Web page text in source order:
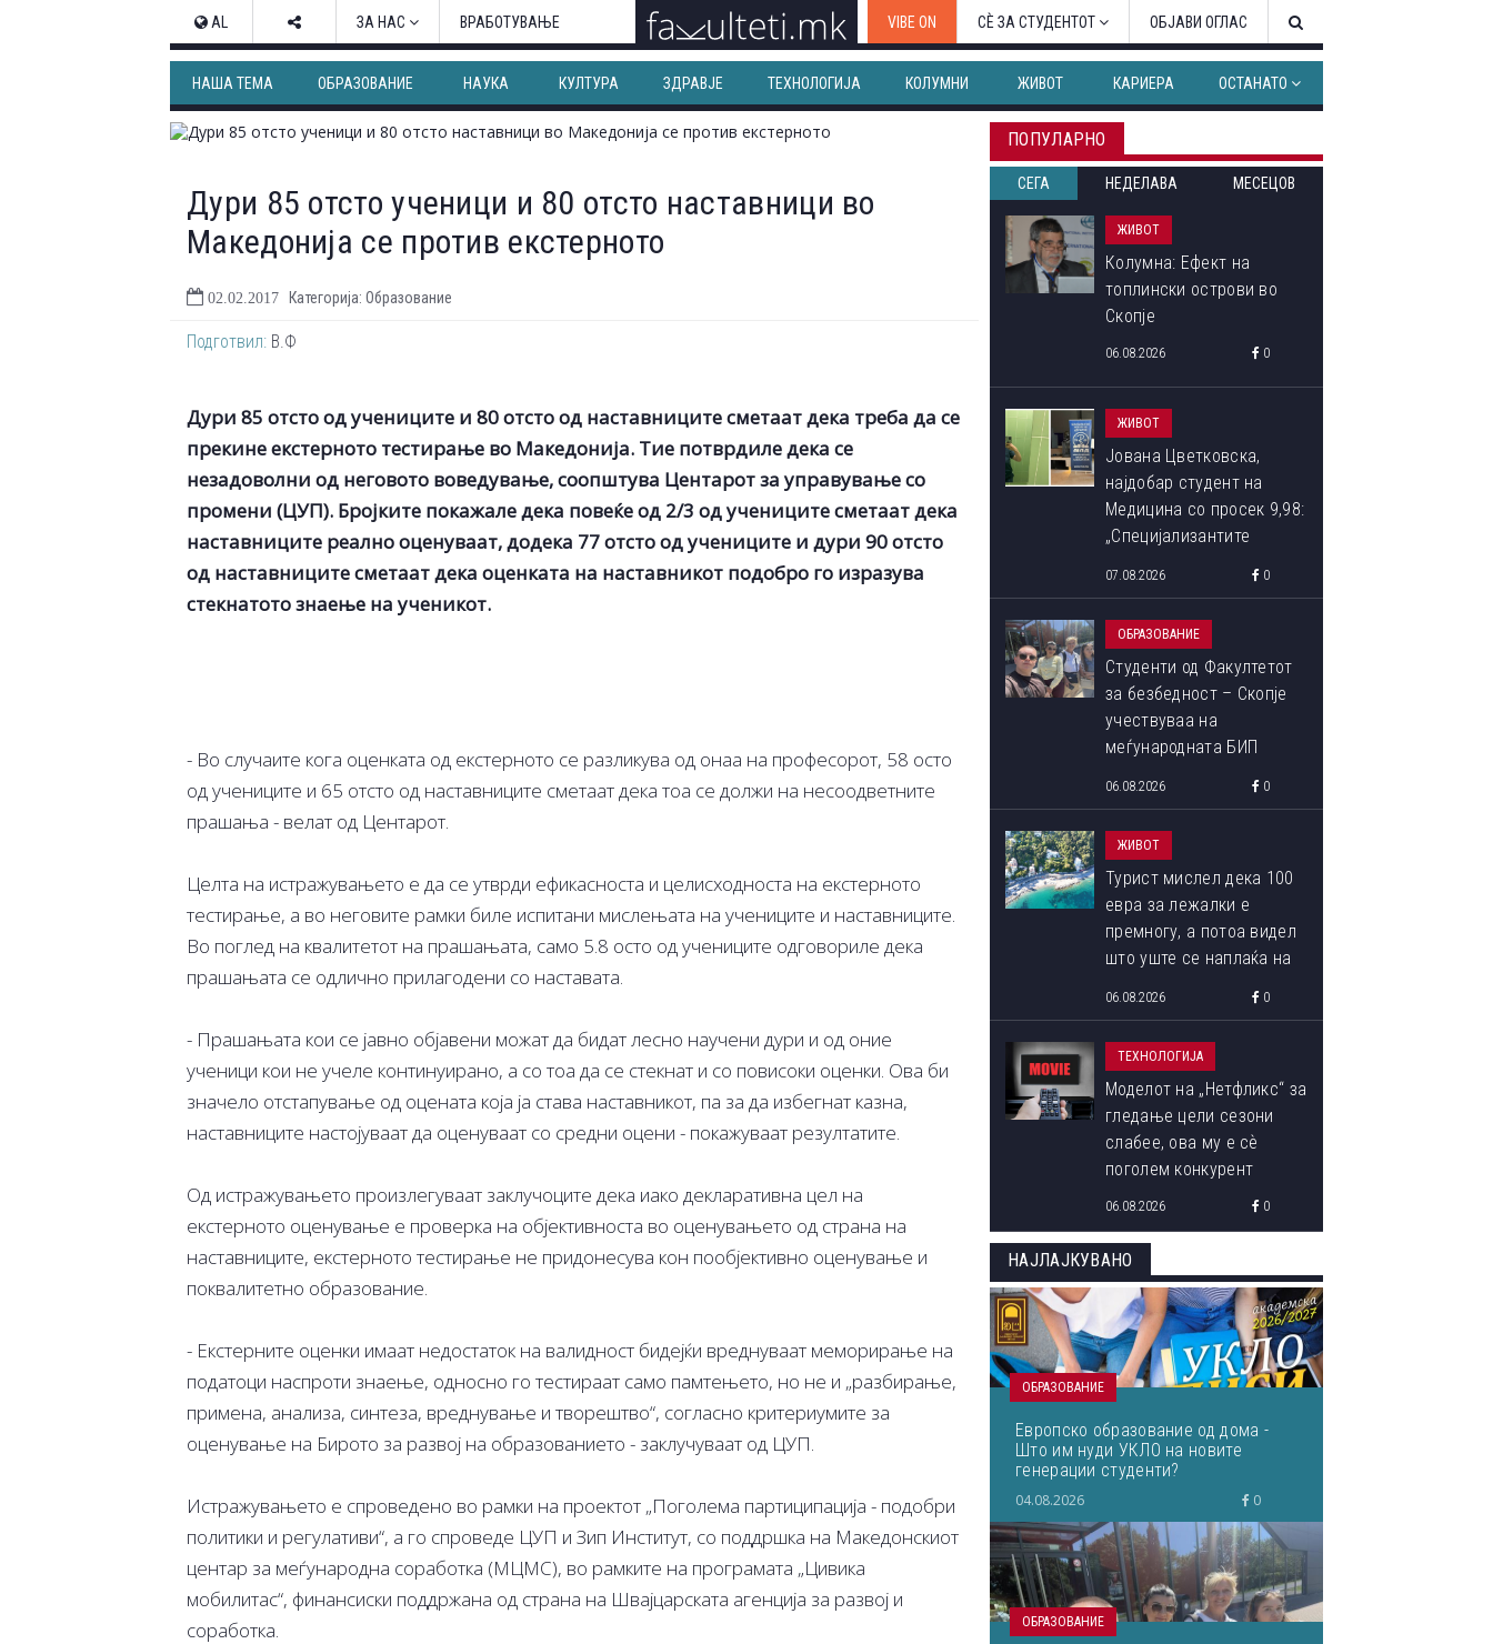
AL ЗА НАС ВРАБОТУВАЊЕ VIBE ON СЀ ЗА СТУДЕНТОТ ОБЈАВИ ОГЛАС
НАША ТЕМА ОБРАЗОВАНИЕ НАУКА КУЛТУРА ЗДРАВЈЕ ТЕХНОЛОГИЈА КОЛУМНИ ЖИВОТ КАРИЕРА ОСТАНАТО
Дури 85 отсто ученици и 80 отсто наставници во
Македонија се против екстерното
02.02.2017 Категорија: Образование
Подготвил: В.Ф
Дури 85 отсто од учениците и 80 отсто од наставниците сметаат дека треба да се
прекине екстерното тестирање во Македонија. Тие потврдиле дека се
незадоволни од неговото воведување, соопштува Центарот за управување со
промени (ЦУП). Бројките покажале дека повеќе од 2/3 од учениците сметаат дека
наставниците реално оценуваат, додека 77 отсто од учениците и дури 90 отсто
од наставниците сметаат дека оценката на наставникот подобро го изразува
стекнатото знаење на ученикот.
- Во случаите кога оценката од екстерното се разликува од онаа на професорот, 58 осто
од учениците и 65 отсто од наставниците сметаат дека тоа се должи на несоодветните
прашања - велат од Центарот.
Целта на истражувањето е да се утврди ефикасноста и целисходноста на екстерното
тестирање, а во неговите рамки биле испитани мислењата на учениците и наставниците.
Во поглед на квалитетот на прашањата, само 5.8 осто од учениците одговориле дека
прашањата се одлично прилагодени со наставата.
- Прашањата кои се јавно објавени можат да бидат лесно научени дури и од оние
ученици кои не учеле континуирано, а со тоа да се стекнат и со повисоки оценки. Ова би
значело отстапување од оцената која ја става наставникот, па за да избегнат казна,
наставниците настојуваат да оценуваат со средни оцени - покажуваат резултатите.
Од истражувањето произлегуваат заклучоците дека иако декларативна цел на
екстерното оценување е проверка на објективноста во оценувањето од страна на
наставниците, екстерното тестирање не придонесува кон пообјективно оценување и
поквалитетно образование.
- Екстерните оценки имаат недостаток на валидност бидејќи вреднуваат меморирање на
податоци наспроти знаење, односно го тестираат само памтењето, но не и „разбирање,
примена, анализа, синтеза, вреднување и творештво“, согласно критериумите за
оценување на Бирото за развој на образованието - заклучуваат од ЦУП.
Истражувањето е спроведено во рамки на проектот „Поголема партиципација - подобри
политики и регулативи“, а го спроведе ЦУП и Зип Институт, со поддршка на Македонскиот
центар за меѓународна соработка (МЦМС), во рамките на програмата „Цивика
мобилитас“, финансиски поддржана од страна на Швајцарската агенција за развој и
соработка.
ПОПУЛАРНО
СЕГА НЕДЕЛАВА МЕСЕЦОВ
ЖИВОТ
Колумна: Ефект на
топлински острови во
Скопје
06.08.2026 0
ЖИВОТ
Јована Цветковска,
најдобар студент на
Медицина со просек 9,98:
„Специјализантите
можности за
професионален развој“
07.08.2026 0
ОБРАЗОВАНИЕ
Студенти од Факултетот
за безбедност – Скопје
учествуваа на
меѓународната БИП
06.08.2026 0
ЖИВОТ
Турист мислел дека 100
евра за лежалки е
премногу, а потоа видел
што уште се наплаќа на
06.08.2026 0
ТЕХНОЛОГИЈА
Моделот на „Нетфликс“ за
гледање цели сезони
слабее, ова му е сѐ
поголем конкурент
06.08.2026 0
НАЈЛАЈКУВАНО
ОБРАЗОВАНИЕ
Европско образование од дома -
Што им нуди УКЛО на новите
генерации студенти?
04.08.2026 0
ОБРАЗОВАНИЕ